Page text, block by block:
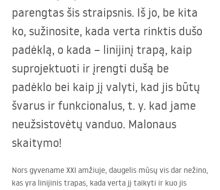
parengtas šis straipsnis. Iš jo, be kita
ko, sužinosite, kada verta rinktis dušo
padėklą, o kada – linijinį trapą, kaip
suprojektuoti ir įrengti dušą be
padėklo bei kaip jį valyti, kad jis būtų
švarus ir funkcionalus, t. y. kad jame
neužsistovėtų vanduo. Malonaus
skaitymo!
Nors gyvename XXI amžiuje, daugelis mūsų vis dar nežino,
kas yra linijinis trapas, kada verta jį taikyti ir kuo jis